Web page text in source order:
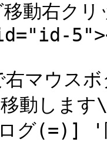
動右クリ
マウス
動します\